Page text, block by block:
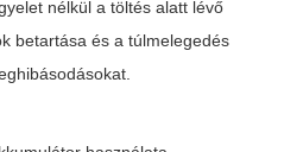
nélkül a töltés alatt lévő
betartása és a túlmelegedés